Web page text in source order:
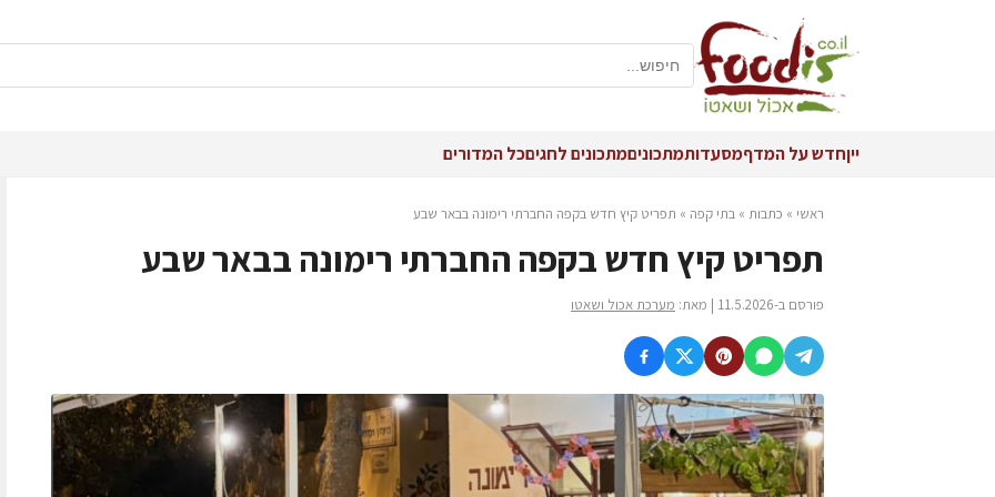
ייןחדש על המדףמסעדותמתכוניםמתכונים לחגיםכל המדורים
ראשי » כתבות » בתי קפה » תפריט קיץ חדש בקפה החברתי רימונה בבאר שבע
תפריט קיץ חדש בקפה החברתי רימונה בבאר שבע
פורסם ב-11.5.2026 | מאת: מערכת אכול ושאטו